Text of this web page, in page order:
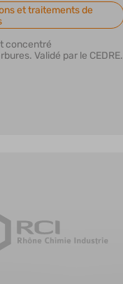
et traitements de
concentré
Validé par le CEDRE.
plus